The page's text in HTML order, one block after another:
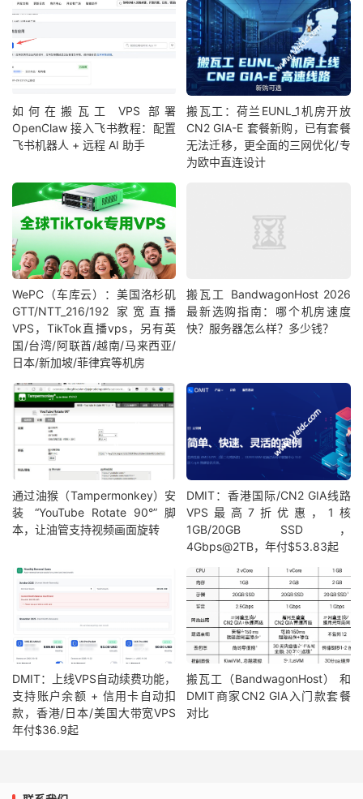
如何在搬瓦工 VPS 部署
OpenClaw 接入飞书教程：配置
飞书机器人 + 远程 AI 助手
搬瓦工：荷兰EUNL_1机房开放
CN2 GIA-E 套餐新购，已有套餐
无法迁移，更全面的三网优化/专
为欧中直连设计
WePC（车库云）：美国洛杉矶
GTT/NTT_216/192 家宽直播
VPS，TikTok直播vps，另有英
国/台湾/阿联酋/越南/马来西亚/
日本/新加坡/菲律宾等机房
搬瓦工 BandwagonHost 2026
最新选购指南：哪个机房速度
快？服务器怎么样？多少钱？
通过油猴（Tampermonkey）安
装 “YouTube Rotate 90°” 脚
本，让油管支持视频画面旋转
DMIT：香港国际/CN2 GIA线路
VPS最高7折优惠，1核
1GB/20GB SSD，
4Gbps@2TB，年付$53.83起
DMIT：上线VPS自动续费功能，
支持账户余额 + 信用卡自动扣
款，香港/日本/美国大带宽VPS
年付$36.9起
搬瓦工（BandwagonHost） 和
DMIT商家CN2 GIA入门款套餐
对比